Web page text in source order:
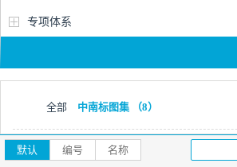
专项体系
全部 中南标图集 （8）
默认 编号 名称